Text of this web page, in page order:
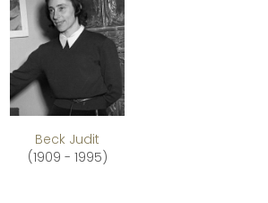
Beck Judit
(1909 - 1995)